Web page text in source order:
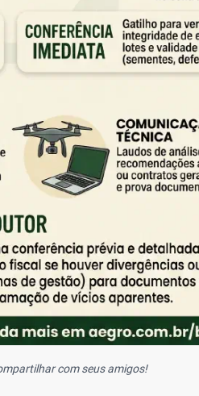
com seus amigos!